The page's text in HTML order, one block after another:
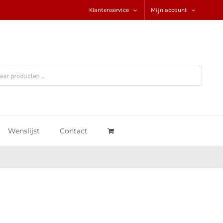
Klantenservice Mijn account
Wenslijst Contact